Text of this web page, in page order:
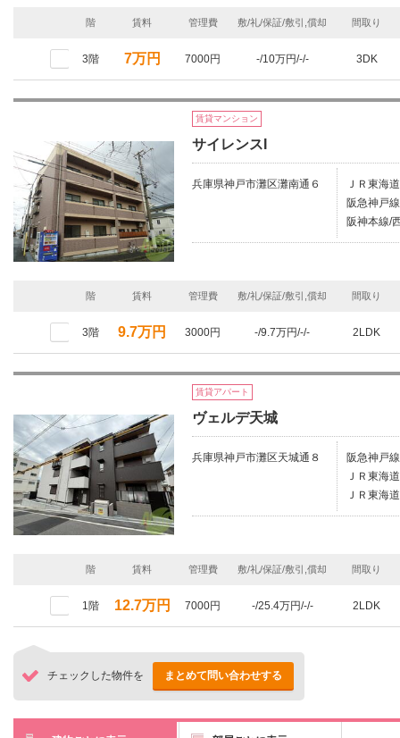
階 賃料 管理費 敷/礼/保証/敷引,償却 間取り
3階 7万円 7000円 -/10万円/-/- 3DK
賃貸マンション
サイレンスI
兵庫県神戸市灘区灘南通６
ＪＲ東海
阪急神戸
阪神本線/
階 賃料 管理費 敷/礼/保証/敷引,償却 間取り
3階 9.7万円 3000円 -/9.7万円/-/- 2LDK
賃貸アパート
ヴェルデ天城
兵庫県神戸市灘区天城通８
阪急神戸
ＪＲ東海
ＪＲ東海
階 賃料 管理費 敷/礼/保証/敷引,償却 間取り
1階 12.7万円 7000円 -/25.4万円/-/- 2LDK
チェックした物件を まとめて問い合わせする